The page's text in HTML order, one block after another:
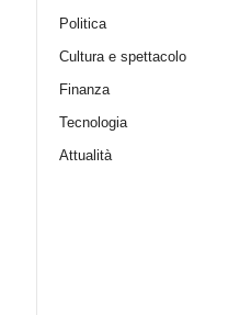
Politica
Cultura e spettacolo
Finanza
Tecnologia
Attualità